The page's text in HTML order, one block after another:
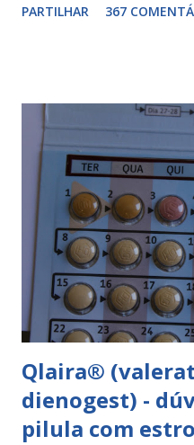
componentes. Composição
A pilula yasminelle® deve
mesmo horário, durante 21
dias de pausa (semana de
7 dias descerá o período
4° dia da pausa. As caixas
seguindo o esquema
yasminelle® Para iniciar a
esperar pelo primeiro dia
correspondente ao dia...
PARTILHAR 367
Qlaira®
dienogest) -
pilula com